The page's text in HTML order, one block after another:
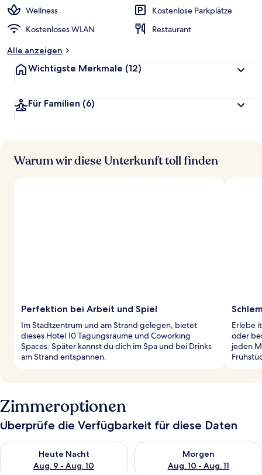
Wellness
Kostenlose Parkplätze
Kostenloses WLAN
Restaurant
Alle anzeigen
Wichtigste Merkmale (12)
Für Familien (6)
Warum wir diese Unterkunft toll finden
Perfektion bei Arbeit und Spiel
Im Stadtzentrum und am Strand gelegen, bietet
dieses Hotel 10 Tagungsräume und Coworking
Spaces. Später kannst du dich im Spa und bei Drinks
am Strand entspannen.
Erlebe
oder
jeden
Zimmeroptionen
Überprüfe die Verfügbarkeit für diese Daten
Heute Nacht
Aug. 9 - Aug. 10
Überprüfe die Verfügbarkeit für heute Nacht, Aug. 9 - Aug.
Morgen
Aug. 10 - Aug. 11
Überprüfe die Verfügbarkeit